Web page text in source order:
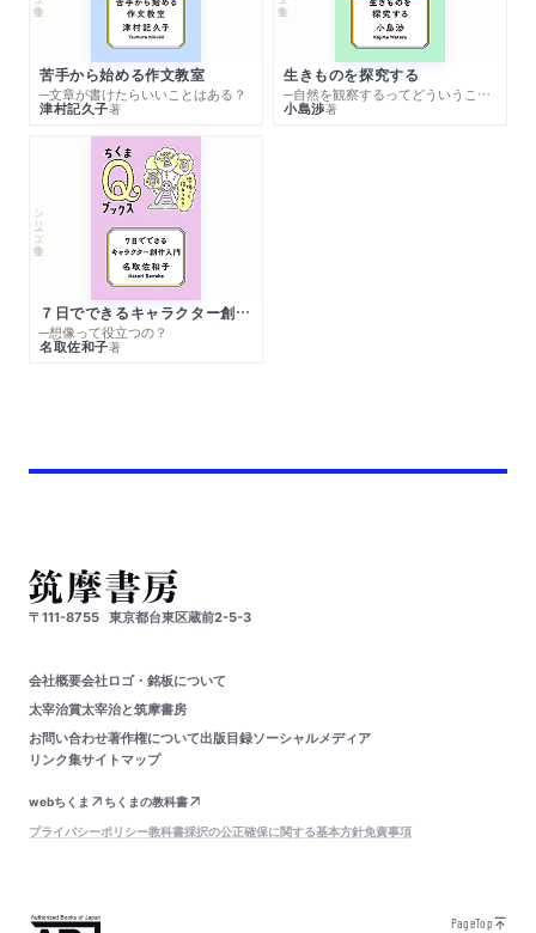
苦手から始める作文教室
─文章が書けたらいいことはある？
津村記久子著
生きものを探究する
─自然を観察するってどういうこと？
小島渉著
シリーズ・全集
７日でできるキャラクター創作入門
─想像って役立つの？
名取佐和子著
〒111-8755 東京都台東区蔵前2-5-3
会社概要会社ロゴ・銘板について
太宰治賞太宰治と筑摩書房
お問い合わせ著作権について出版目録ソーシャルメディア
リンク集サイトマップ
webちくま
ちくまの教科書
プライバシーポリシー教科書採択の公正確保に関する基本方針免責事項
PageTop